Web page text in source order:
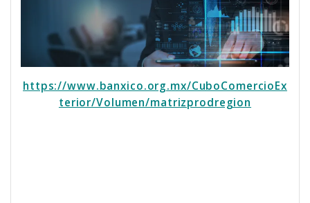
https://www.banxico.org.mx/CuboComercioEx
terior/Volumen/matrizprodregion